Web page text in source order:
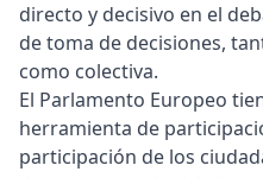
directo y decisivo en el
de toma de decisiones,
como colectiva.
El Parlamento Europeo
herramienta de
participación de los